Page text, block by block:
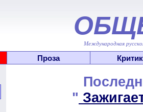
Международная
Проза
"